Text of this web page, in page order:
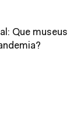
Que museus